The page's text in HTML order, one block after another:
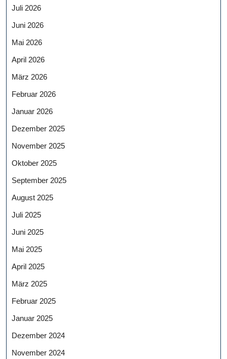
Juli 2026
Juni 2026
Mai 2026
April 2026
März 2026
Februar 2026
Januar 2026
Dezember 2025
November 2025
Oktober 2025
September 2025
August 2025
Juli 2025
Juni 2025
Mai 2025
April 2025
März 2025
Februar 2025
Januar 2025
Dezember 2024
November 2024